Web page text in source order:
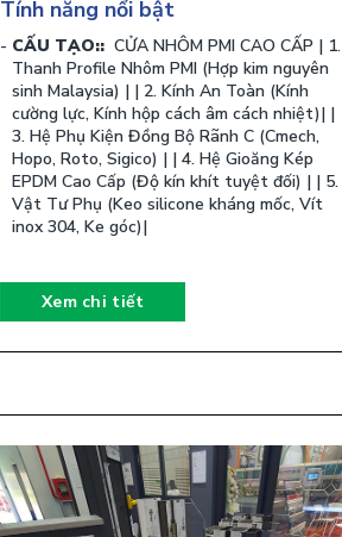
Tính năng nổi bật
CẤU TẠO:: ​ CỬA NHÔM PMI CAO CẤP | 1.
Thanh Profile Nhôm PMI (Hợp kim nguyên
sinh Malaysia) | | 2. Kính An Toàn (Kính
cường lực, Kính hộp cách âm cách nhiệt)| |
3. Hệ Phụ Kiện Đồng Bộ Rãnh C (Cmech,
Hopo, Roto, Sigico) | | 4. Hệ Gioăng Kép
EPDM Cao Cấp (Độ kín khít tuyệt đối) | | 5.
Vật Tư Phụ (Keo silicone kháng mốc, Vít
inox 304, Ke góc)| ​
Xem chi tiết